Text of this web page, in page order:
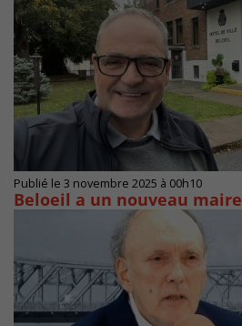
Publié le 3 novembre 2025 à 00h10
Beloeil a un nouveau maire